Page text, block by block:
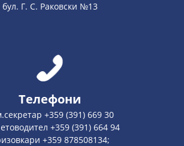
бул. Г. С. Раковски №13
Телефони
+359 (391) 669 30
+359 (391) 664 94
+359 878508134;